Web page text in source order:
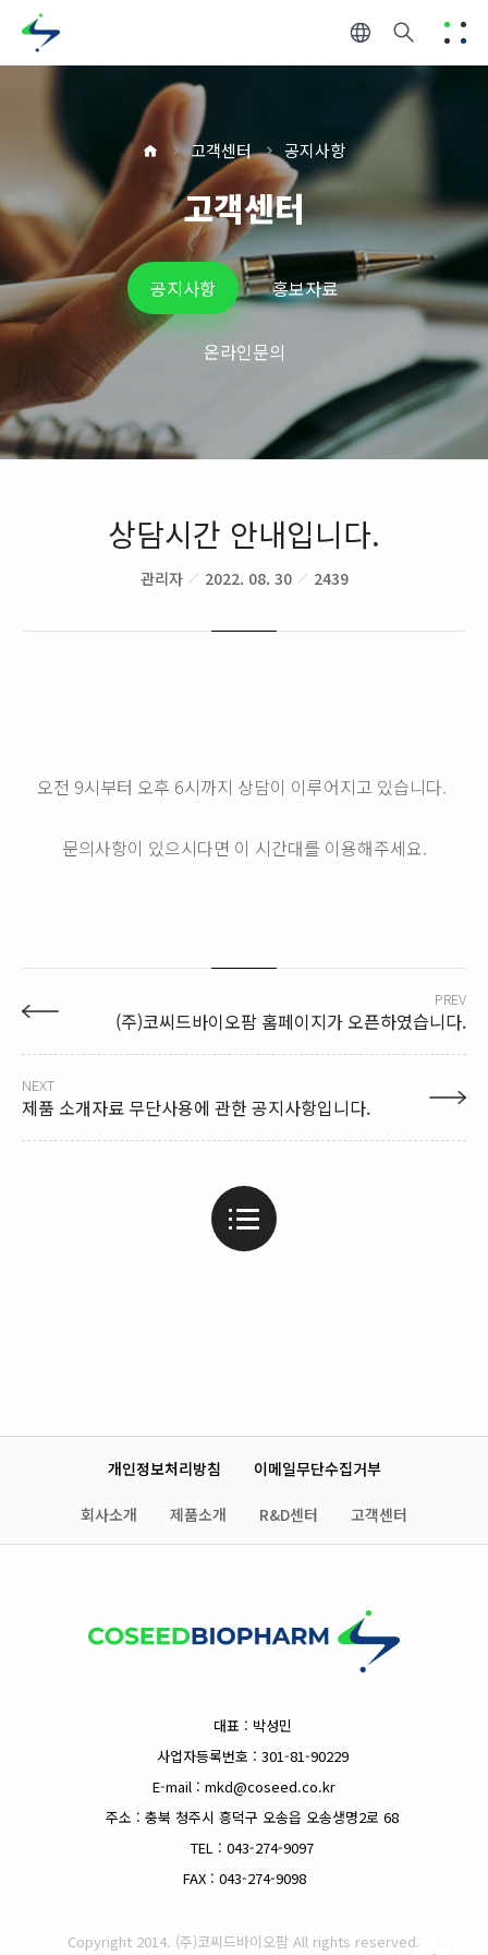
고객센터 공지사항
고객센터
공지사항 홍보자료
온라인문의
상담시간 안내입니다.
관리자 2022. 08. 30 2439
오전 9시부터 오후 6시까지 상담이 이루어지고 있습니다.
문의사항이 있으시다면 이 시간대를 이용해주세요.
PREV
(주)코씨드바이오팜 홈페이지가 오픈하였습니다.
NEXT
제품 소개자료 무단사용에 관한 공지사항입니다.
개인정보처리방침 이메일무단수집거부
회사소개 제품소개 R&D센터 고객센터
대표 : 박성민
사업자등록번호 : 301-81-90229
E-mail : mkd@coseed.co.kr
주소 : 충북 청주시 흥덕구 오송읍 오송생명2로 68
TEL : 043-274-9097
FAX : 043-274-9098
Copyright 2014. (주)코씨드바이오팜 All rights reserved.